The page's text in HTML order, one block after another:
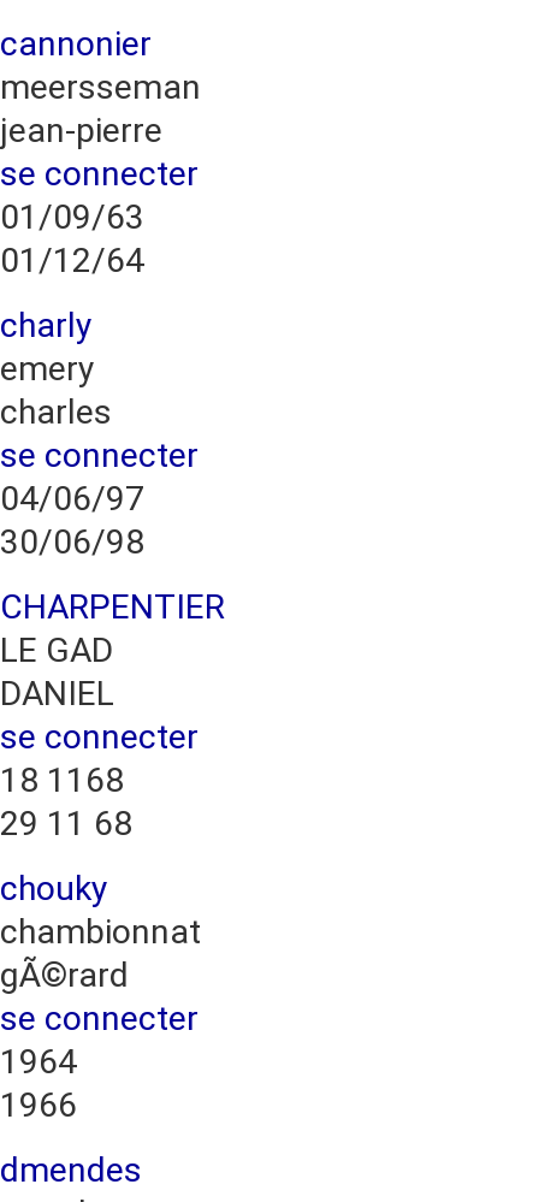
cannonier
meersseman
jean-pierre
se connecter
01/09/63
01/12/64
charly
emery
charles
se connecter
04/06/97
30/06/98
CHARPENTIER
LE GAD
DANIEL
se connecter
18 1168
29 11 68
chouky
chambionnat
gÃ©rard
se connecter
1964
1966
dmendes